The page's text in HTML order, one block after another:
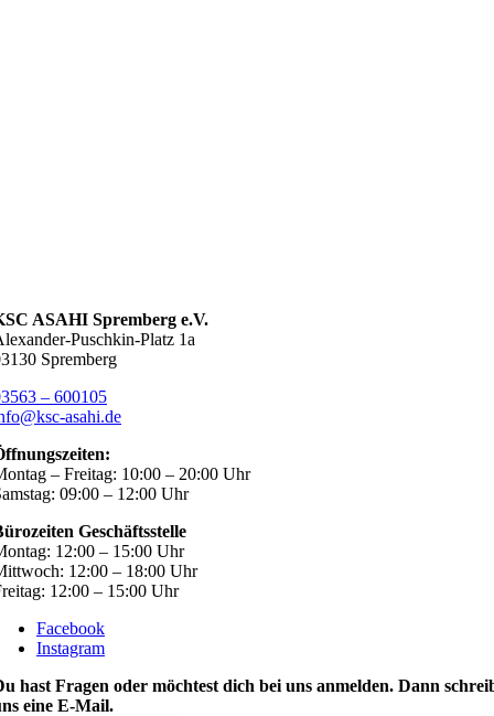
ASAHI Spremberg e.V.
Puschkin-Platz 1a
Spremberg
– 600105
asahi.de
– Freitag: 10:00 – 20:00 Uhr
09:00 – 12:00 Uhr
Geschäftsstelle
12:00 – 15:00 Uhr
12:00 – 18:00 Uhr
12:00 – 15:00 Uhr
Facebook
Instagram
hast Fragen oder möchtest dich bei uns anmelden. Dann
eine E-Mail.